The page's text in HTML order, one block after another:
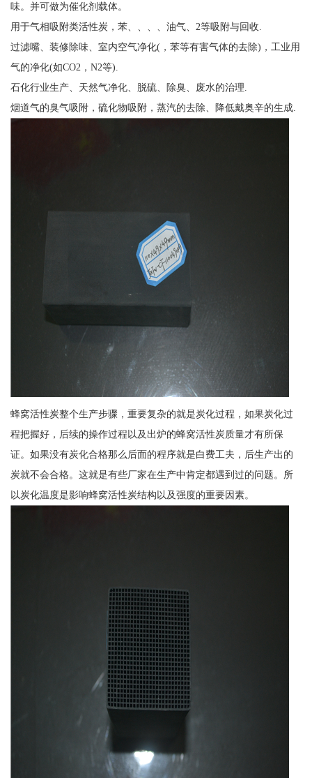
味。并可做为催化剂载体。
用于气相吸附类活性炭，苯、、、、油气、2等吸附与回收.
过滤嘴、装修除味、室内空气净化(，苯等有害气体的去除)，工业用
气的净化(如CO2，N2等).
石化行业生产、天然气净化、脱硫、除臭、废水的治理.
烟道气的臭气吸附，硫化物吸附，蒸汽的去除、降低戴奥辛的生成.
蜂窝活性炭整个生产步骤，重要复杂的就是炭化过程，如果炭化过
程把握好，后续的操作过程以及出炉的蜂窝活性炭质量才有所保
证。如果没有炭化合格那么后面的程序就是白费工夫，后生产出的
炭就不会合格。这就是有些厂家在生产中肯定都遇到过的问题。所
以炭化温度是影响蜂窝活性炭结构以及强度的重要因素。